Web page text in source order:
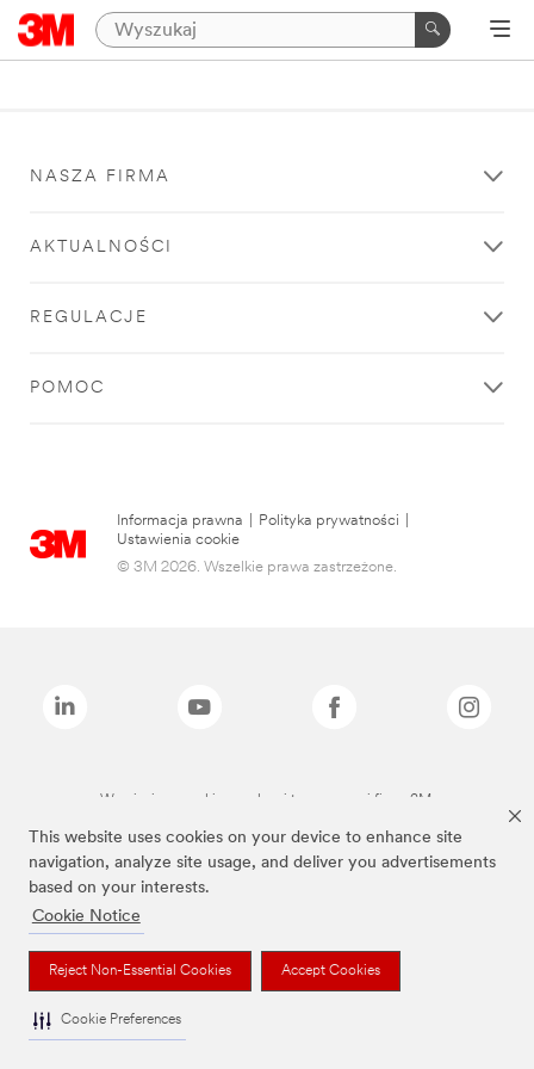
This website uses cookies on your device to enhance site
navigation, analyze site usage, and deliver you advertisements
based on your interests.
Cookie Notice
Reject Non-Essential Cookies Accept Cookies
Cookie Preferences
NASZA FIRMA
AKTUALNOŚCI
REGULACJE
POMOC
Informacja prawna Polityka prywatności
Ustawienia cookie
© 3M 2026. Wszelkie prawa zastrzeżone.
Wymienione marki są znakami towarowymi firmy 3M.